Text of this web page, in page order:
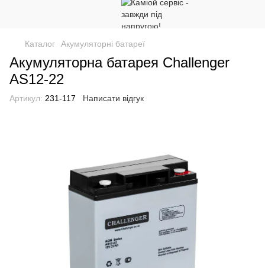
Каталог Акумуляторні батареї
Акумуляторна батарея Challenger
AS12-22
Артикул: 231-117 Написати відгук